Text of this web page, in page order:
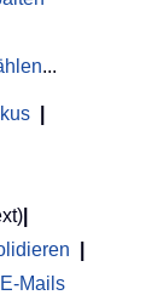
...
E-Mails